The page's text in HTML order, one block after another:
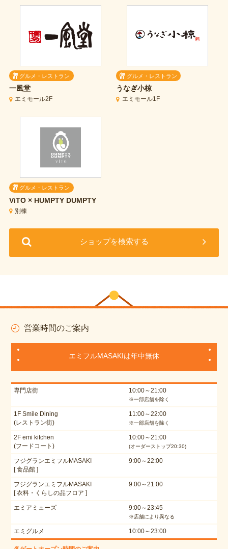
グルメ・レストラン
一風堂
エミモール2F
グルメ・レストラン
うなぎ小椋
エミモール1F
グルメ・レストラン
ViTO × HUMPTY DUMPTY
別棟
ショップを検索する
営業時間のご案内
エミフルMASAKIは年中無休
専門店街 10:00～21:00
※一部店舗を除く
1F Smile Dining
(レストラン街)
11:00～22:00
※一部店舗を除く
2F emi kitchen
(フードコート)
10:00～21:00
(オーダーストップ20:30)
フジグランエミフルMASAKI
[ 食品館 ]
9:00～22:00
フジグランエミフルMASAKI
[ 衣料・くらしの品フロア ]
9:00～21:00
エミアミューズ 9:00～23:45
※店舗により異なる
エミグルメ 10:00～23:00